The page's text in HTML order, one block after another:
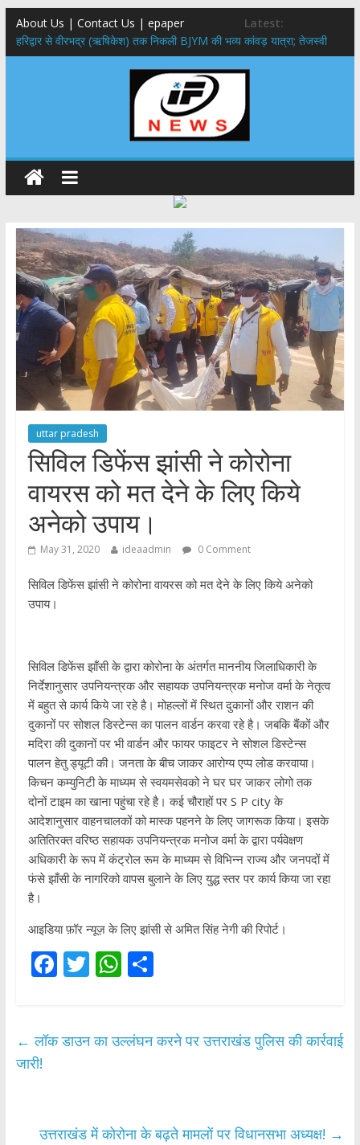
About Us | Contact Us | epaper
Latest:
​हरिद्वार से वीरभद्र (ऋषिकेश) तक निकली BJYM की भव्य कांवड़ यात्रा; तेजस्वी
सूर्या ने की देश व प्रदेशवासियों के कल्याण की कामना
नंदा की चौकी पुल हादसा: PWD के EE, AE और JE निलंबित, सीएम धामी के निर्देश
मुख्यमंत्री ने 9 लाख 87 हजार17 पेंशन लाभार्थियों को कुल 146 करोड़ 32 लाख
राष्ट्रीय हथकरघा दिवस पर मुख्यमंत्री धामी ने उत्कृष्ट बुनकरों और हस्तशिल्प
कारीगरों को किया सम्मानित
​धामी कैबिनेट का बड़ा फैसला: पशुपालकों को 60% तक सब्सिडी, गंगा एक्सप्रेसवे का
हरिद्वार तक होगा विस्तार
uttar pradesh
सिविल डिफेंस झांसी ने कोरोना
वायरस को मत देने के लिए किये
अनेको उपाय।
May 31, 2020 ideaadmin 0 Comment
सिविल डिफेंस झांसी ने कोरोना वायरस को मत देने के लिए किये अनेको
उपाय।
सिविल डिफेंस झाँसी के द्वारा कोरोना के अंतर्गत माननीय जिलाधिकारी के
निर्देशानुसार उपनियन्त्रक और सहायक उपनियन्त्रक मनोज वर्मा के नेतृत्व
में बहुत से कार्य किये जा रहे है। मोहल्लों में स्थित दुकानों और राशन की
दुकानों पर सोशल डिस्टेन्स का पालन वार्डन करवा रहे है। जबकि बैंकों और
मदिरा की दुकानों पर भी वार्डन और फायर फाइटर ने सोशल डिस्टेन्स
पालन हेतु ड्यूटी की। जनता के बीच जाकर आरोग्य एप्प लोड करवाया।
किचन कम्युनिटी के माध्यम से स्वयमसेवको ने घर घर जाकर लोगो तक
दोनों टाइम का खाना पहुंचा रहे है। कई चौराहों पर S P city के
आदेशानुसार वाहनचालकों को मास्क पहनने के लिए जागरूक किया। इसके
अतितिरक्त वरिष्ठ सहायक उपनियन्त्रक मनोज वर्मा के द्वारा पर्यवेक्षण
अधिकारी के रूप में कंट्रोल रूम के माध्यम से विभिन्न राज्य और जनपदों में
फंसे झाँसी के नागरिको वापस बुलाने के लिए युद्ध स्तर पर कार्य किया जा रहा
है।
आइडिया फ़ॉर न्यूज़ के लिए झांसी से अमित सिंह नेगी की रिपोर्ट।
F
b
T
er
W
s
p
S
e
← लॉक डाउन का उल्लंघन करने पर उत्तराखंड पुलिस की कार्रवाई
जारी!
उत्तराखंड में कोरोना के बढ़ते मामलों पर विधानसभा अध्यक्ष! →